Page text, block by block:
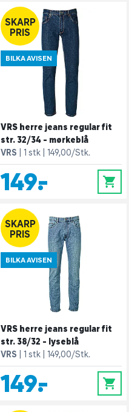
SKARP
PRIS
BILKA AVISEN
VRS herre jeans regular fit
str. 32/34 - mørkeblå
VRS
1 stk 149,00/Stk.
149,- 0
SKARP
PRIS
BILKA AVISEN
VRS herre jeans regular fit
str. 38/32 - lyseblå
VRS
1 stk 149,00/Stk.
149,- 0